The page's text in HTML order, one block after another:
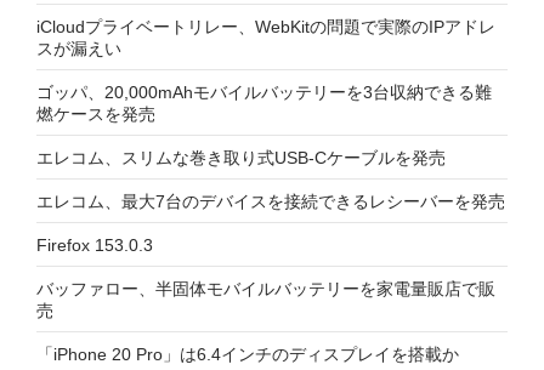
iCloudプライベートリレー、WebKitの問題で実際のIPアドレ
スが漏えい
ゴッパ、20,000mAhモバイルバッテリーを3台収納できる難
燃ケースを発売
エレコム、スリムな巻き取り式USB-Cケーブルを発売
エレコム、最大7台のデバイスを接続できるレシーバーを発売
Firefox 153.0.3
バッファロー、半固体モバイルバッテリーを家電量販店で販
売
「iPhone 20 Pro」は6.4インチのディスプレイを搭載か